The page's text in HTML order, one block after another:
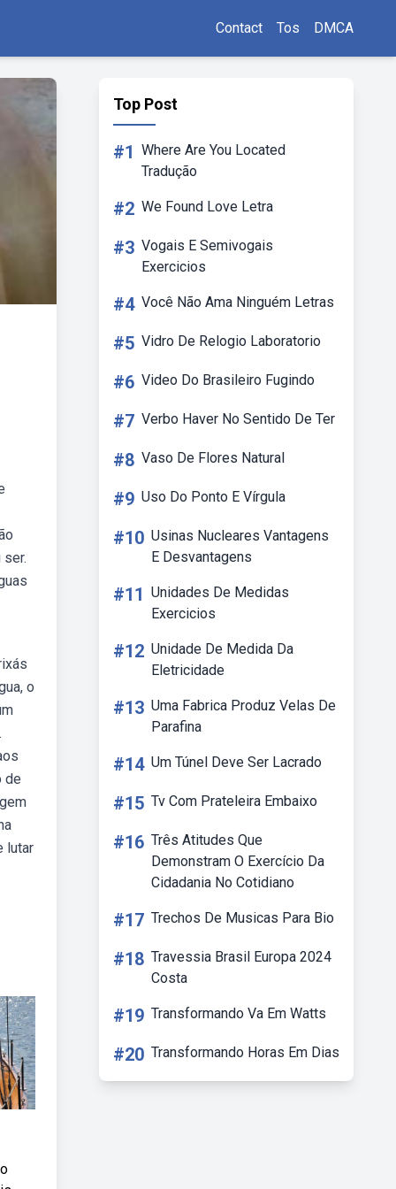
Contact Tos DMCA
o
de
lutar
Top Post
#1 Where Are You Located
Tradução
#2 We Found Love Letra
#3 Vogais E Semivogais
Exercicios
#4 Você Não Ama Ninguém Letras
#5 Vidro De Relogio Laboratorio
#6 Video Do Brasileiro Fugindo
#7 Verbo Haver No Sentido De Ter
#8 Vaso De Flores Natural
#9 Uso Do Ponto E Vírgula
#10 Usinas Nucleares Vantagens
E Desvantagens
#11 Unidades De Medidas
Exercicios
#12 Unidade De Medida Da
Eletricidade
#13 Uma Fabrica Produz Velas De
Parafina
#14 Um Túnel Deve Ser Lacrado
#15 Tv Com Prateleira Embaixo
#16 Três Atitudes Que
Demonstram O Exercício Da
Cidadania No Cotidiano
#17 Trechos De Musicas Para Bio
#18 Travessia Brasil Europa 2024
Costa
#19 Transformando Va Em Watts
#20 Transformando Horas Em Dias